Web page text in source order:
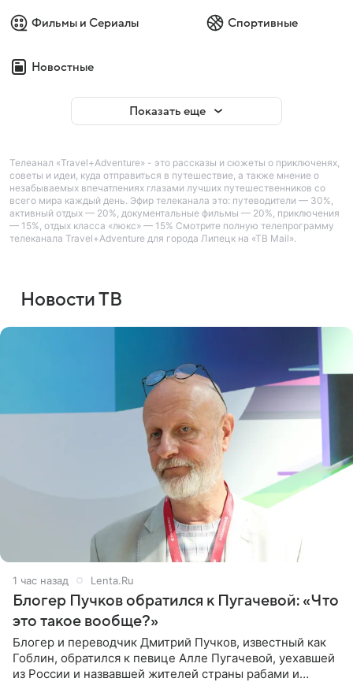
Фильмы и Сериалы Спортивные
Новостные
Показать еще
Телеанал «Travel+Adventure» - это рассказы и сюжеты о приключенях,
советы и идеи, куда отправиться в путешествие, а также мнение о
незабываемых впечатлениях глазами лучших путешественников со
всего мира каждый день. Эфир телеканала это: путеводители — 30%,
активный отдых — 20%, документальные фильмы — 20%, приключения
— 15%, отдых класса «люкс» — 15% Смотрите полную телепрограмму
телеканала Travel+Adventure для города Липецк на «ТВ Mail».
Новости ТВ
1 час назад Lenta.Ru
Блогер Пучков обратился к Пугачевой: «Что
это такое вообще?»
Блогер и переводчик Дмитрий Пучков, известный как
Гоблин, обратился к певице Алле Пугачевой, уехавшей
из России и назвавшей жителей страны рабами и